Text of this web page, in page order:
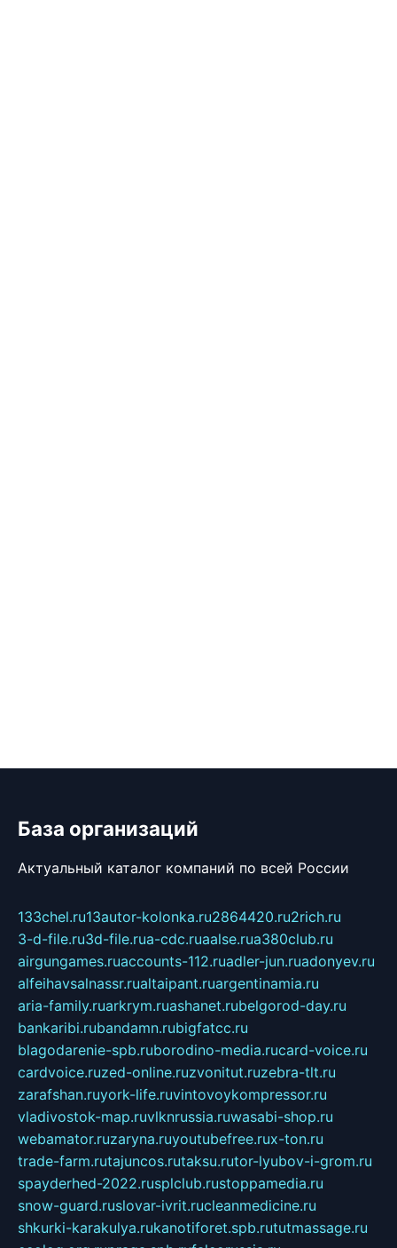
База организаций
Актуальный каталог компаний по всей России
133chel.ru13autor-kolonka.ru2864420.ru2rich.ru
3-d-file.ru3d-file.rua-cdc.ruaalse.rua380club.ru
airgungames.ruaccounts-112.ruadler-jun.ruadonyev.ru
alfeihavsalnassr.rualtaipant.ruargentinamia.ru
aria-family.ruarkrym.ruashanet.rubelgorod-day.ru
bankaribi.rubandamn.rubigfatcc.ru
blagodarenie-spb.ruborodino-media.rucard-voice.ru
cardvoice.ruzed-online.ruzvonitut.ruzebra-tlt.ru
zarafshan.ruyork-life.ruvintovoykompressor.ru
vladivostok-map.ruvlknrussia.ruwasabi-shop.ru
webamator.ruzaryna.ruyoutubefree.rux-ton.ru
trade-farm.rutajuncos.rutaksu.rutor-lyubov-i-grom.ru
spayderhed-2022.rusplclub.rustoppamedia.ru
snow-guard.ruslovar-ivrit.rucleanmedicine.ru
shkurki-karakulya.rukanotiforet.spb.rututmassage.ru